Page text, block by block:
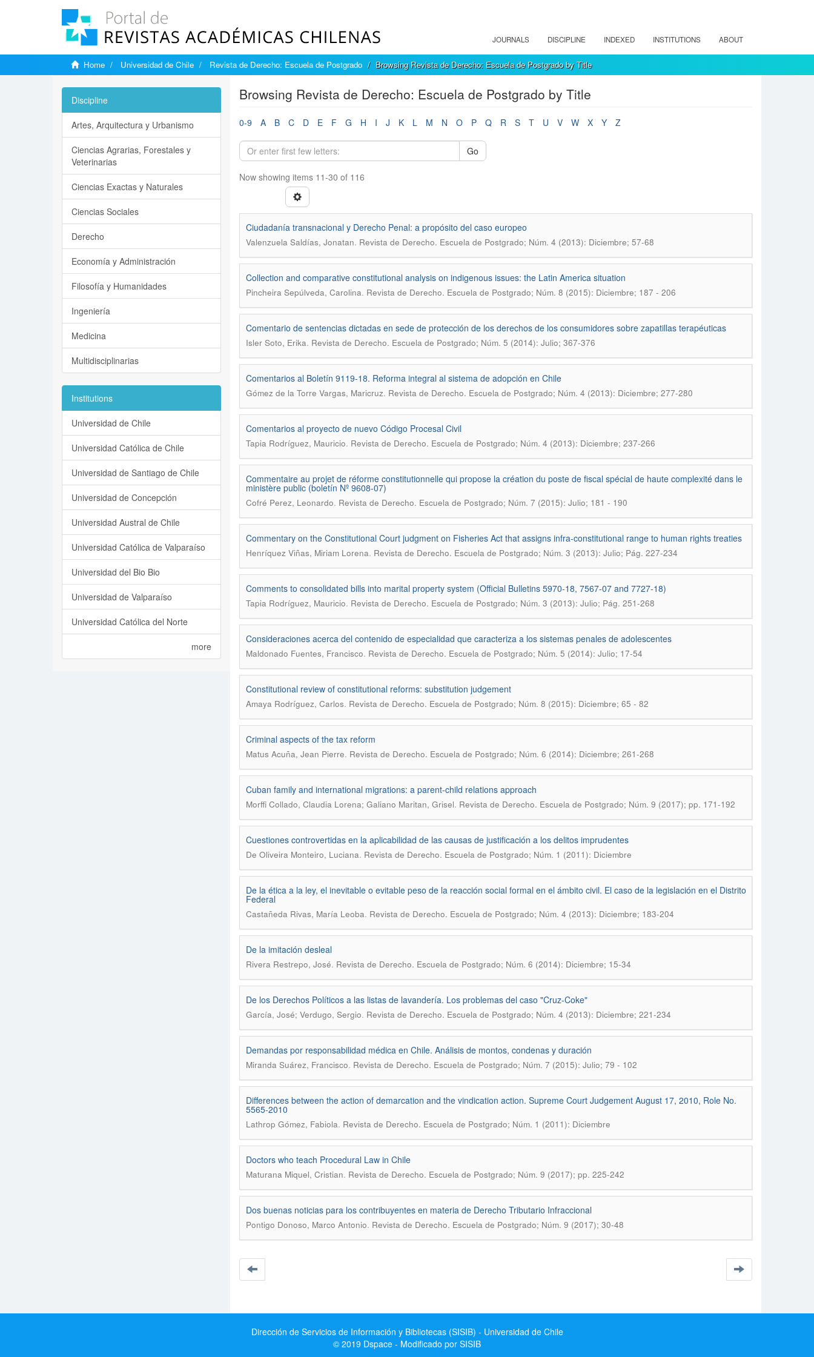
JOURNALS DISCIPLINE INDEXED INSTITUTIONS ABOUT
Home Universidad de Chile Revista de Derecho: Escuela de Postgrado Browsing Revista de Derecho: Escuela de Postgrado by Title
Browsing Revista de Derecho: Escuela de Postgrado by Title
0-9 A B C D E F G H I J K L M N O P Q R S T U V W X Y Z
Go
Now showing items 11-30 of 116
Ciudadanía transnacional y Derecho Penal: a propósito del caso europeo
Valenzuela Saldías, Jonatan. Revista de Derecho. Escuela de Postgrado; Núm. 4 (2013): Diciembre; 57-68
Collection and comparative constitutional analysis on indigenous issues: the Latin America situation
Pincheira Sepúlveda, Carolina. Revista de Derecho. Escuela de Postgrado; Núm. 8 (2015): Diciembre; 187 - 206
Comentario de sentencias dictadas en sede de protección de los derechos de los consumidores sobre zapatillas terapéuticas
Isler Soto, Erika. Revista de Derecho. Escuela de Postgrado; Núm. 5 (2014): Julio; 367-376
Comentarios al Boletín 9119-18. Reforma integral al sistema de adopción en Chile
Gómez de la Torre Vargas, Maricruz. Revista de Derecho. Escuela de Postgrado; Núm. 4 (2013): Diciembre; 277-280
Comentarios al proyecto de nuevo Código Procesal Civil
Tapia Rodríguez, Mauricio. Revista de Derecho. Escuela de Postgrado; Núm. 4 (2013): Diciembre; 237-266
Commentaire au projet de réforme constitutionnelle qui propose la création du poste de fiscal spécial de haute complexité dans le
ministère public (boletín Nº 9608-07)
Cofré Perez, Leonardo. Revista de Derecho. Escuela de Postgrado; Núm. 7 (2015): Julio; 181 - 190
Commentary on the Constitutional Court judgment on Fisheries Act that assigns infra-constitutional range to human rights treaties
Henríquez Viñas, Miriam Lorena. Revista de Derecho. Escuela de Postgrado; Núm. 3 (2013): Julio; Pág. 227-234
Comments to consolidated bills into marital property system (Official Bulletins 5970-18, 7567-07 and 7727-18)
Tapia Rodríguez, Mauricio. Revista de Derecho. Escuela de Postgrado; Núm. 3 (2013): Julio; Pág. 251-268
Consideraciones acerca del contenido de especialidad que caracteriza a los sistemas penales de adolescentes
Maldonado Fuentes, Francisco. Revista de Derecho. Escuela de Postgrado; Núm. 5 (2014): Julio; 17-54
Constitutional review of constitutional reforms: substitution judgement
Amaya Rodríguez, Carlos. Revista de Derecho. Escuela de Postgrado; Núm. 8 (2015): Diciembre; 65 - 82
Criminal aspects of the tax reform
Matus Acuña, Jean Pierre. Revista de Derecho. Escuela de Postgrado; Núm. 6 (2014): Diciembre; 261-268
Cuban family and international migrations: a parent-child relations approach
Morffi Collado, Claudia Lorena; Galiano Maritan, Grisel. Revista de Derecho. Escuela de Postgrado; Núm. 9 (2017); pp. 171-192
Cuestiones controvertidas en la aplicabilidad de las causas de justificación a los delitos imprudentes
De Oliveira Monteiro, Luciana. Revista de Derecho. Escuela de Postgrado; Núm. 1 (2011): Diciembre
De la ética a la ley, el inevitable o evitable peso de la reacción social formal en el ámbito civil. El caso de la legislación en el Distrito
Federal
Castañeda Rivas, María Leoba. Revista de Derecho. Escuela de Postgrado; Núm. 4 (2013): Diciembre; 183-204
De la imitación desleal
Rivera Restrepo, José. Revista de Derecho. Escuela de Postgrado; Núm. 6 (2014): Diciembre; 15-34
De los Derechos Políticos a las listas de lavandería. Los problemas del caso "Cruz-Coke"
García, José; Verdugo, Sergio. Revista de Derecho. Escuela de Postgrado; Núm. 4 (2013): Diciembre; 221-234
Demandas por responsabilidad médica en Chile. Análisis de montos, condenas y duración
Miranda Suárez, Francisco. Revista de Derecho. Escuela de Postgrado; Núm. 7 (2015): Julio; 79 - 102
Differences between the action of demarcation and the vindication action. Supreme Court Judgement August 17, 2010, Role No.
5565-2010
Lathrop Gómez, Fabiola. Revista de Derecho. Escuela de Postgrado; Núm. 1 (2011): Diciembre
Doctors who teach Procedural Law in Chile
Maturana Miquel, Cristian. Revista de Derecho. Escuela de Postgrado; Núm. 9 (2017); pp. 225-242
Dos buenas noticias para los contribuyentes en materia de Derecho Tributario Infraccional
Pontigo Donoso, Marco Antonio. Revista de Derecho. Escuela de Postgrado; Núm. 9 (2017); 30-48
Discipline
Artes, Arquitectura y Urbanismo
Ciencias Agrarias, Forestales y
Veterinarias
Ciencias Exactas y Naturales
Ciencias Sociales
Derecho
Economía y Administración
Filosofía y Humanidades
Ingeniería
Medicina
Multidisciplinarias
Institutions
Universidad de Chile
Universidad Católica de Chile
Universidad de Santiago de Chile
Universidad de Concepción
Universidad Austral de Chile
Universidad Católica de Valparaíso
Universidad del Bio Bio
Universidad de Valparaíso
Universidad Católica del Norte
more
Dirección de Servicios de Información y Bibliotecas (SISIB) - Universidad de Chile
© 2019 Dspace - Modificado por SISIB